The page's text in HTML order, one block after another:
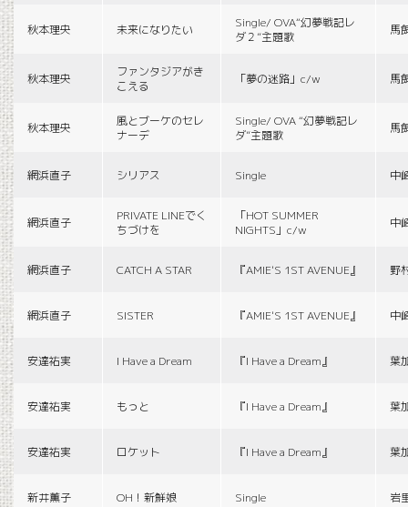
秋本理央 未来になりたい
Single/ OVA“幻夢戦記レ
ダ２”主題歌
馬
秋本理央
ファンタジアがき
こえる
「夢の迷路」c/w 馬
秋本理央
風とブーケのセレ
ナーデ
Single/ OVA “幻夢戦記レ
ダ”主題歌
馬
網浜直子 シリアス Single 中
網浜直子
PRIVATE LINEでく
ちづけを
「HOT SUMMER
NIGHTS」c/w
中
網浜直子 CATCH A STAR 『AMIE'S 1ST AVENUE』 野
網浜直子 SISTER 『AMIE'S 1ST AVENUE』 中
安達祐実 I Have a Dream 『I Have a Dream』 葉
安達祐実 もっと 『I Have a Dream』 葉
安達祐実 ロケット 『I Have a Dream』 葉
新井薫子 OH！新鮮娘 Single 岩